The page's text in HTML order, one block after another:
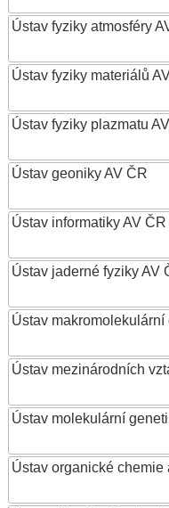
Ústav fyziky atmosféry
Ústav fyziky materiálů
Ústav fyziky plazmatu
Ústav geoniky AV ČR
Ústav informatiky AV ČR
Ústav jaderné fyziky AV
Ústav makromolekulární
Ústav mezinárodních
Ústav molekulární
Ústav organické chemie